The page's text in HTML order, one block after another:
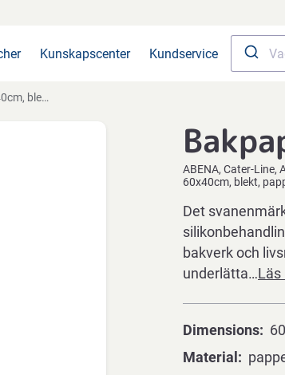
Kunskapscenter Kundservice
virgin, 500 ark
ABENA Cater-Line
60x40cm, blekt,
Det
bakverk och
underlätta…Läs
Dimensions
Material